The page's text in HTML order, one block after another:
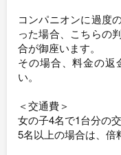
コンパニオンに過度
った場合、こちらの
合が御座います。
その場合、料金の返
い。
＜交通費＞
女の子4名で1台分の
5名以上の場合は、倍